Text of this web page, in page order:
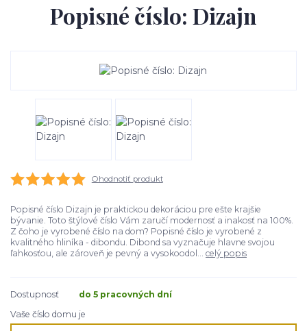
Popisné číslo: Dizajn
Ohodnotiť produkt
Popisné číslo Dizajn je praktickou dekoráciou pre ešte krajšie
bývanie. Toto štýlové číslo Vám zaručí modernosť a inakosť na 100%.
Z čoho je vyrobené číslo na dom? Popisné číslo je vyrobené z
kvalitného hliníka - dibondu. Dibond sa vyznačuje hlavne svojou
ľahkosťou, ale zároveň je pevný a vysokoodol... celý popis
Dostupnosť
do 5 pracovných dní
Vaše číslo domu je